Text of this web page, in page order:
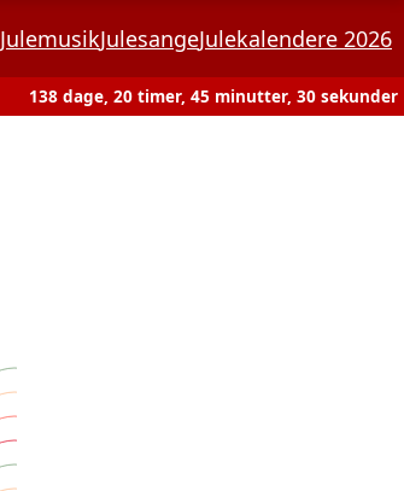
JulemusikJulesangeJulekalendere 2026
138 dage, 20 timer, 45 minutter, 30 sekunder